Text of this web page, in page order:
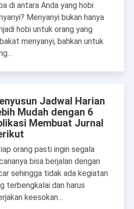
di antara Anda yang hobi
Menyanyi bukan hanya
hobi untuk orang yang
menyanyi, bahkan untuk
Jadwal Harian
Mudah dengan 6
Membuat Jurnal
orang pasti ingin segala
bisa berjalan dengan
sehingga tidak ada kegiatan
terbengkalai dan harus
keesokan…